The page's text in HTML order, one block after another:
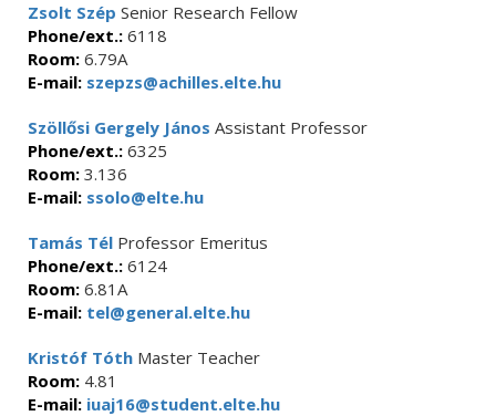
Zsolt Szép Senior Research Fellow
Phone/ext.: 6118
Room: 6.79A
E-mail: szepzs@achilles.elte.hu
Szöllősi Gergely János Assistant Professor
Phone/ext.: 6325
Room: 3.136
E-mail: ssolo@elte.hu
Tamás Tél Professor Emeritus
Phone/ext.: 6124
Room: 6.81A
E-mail: tel@general.elte.hu
Kristóf Tóth Master Teacher
Room: 4.81
E-mail: iuaj16@student.elte.hu